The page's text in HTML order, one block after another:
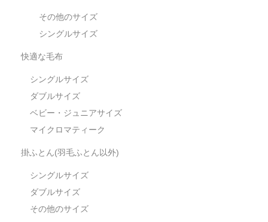
その他のサイズ
シングルサイズ
快適な毛布
シングルサイズ
ダブルサイズ
ベビー・ジュニアサイズ
マイクロマティーク
掛ふとん(羽毛ふとん以外)
シングルサイズ
ダブルサイズ
その他のサイズ